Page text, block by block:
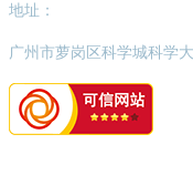
地址：
广州市萝岗区科学城科学